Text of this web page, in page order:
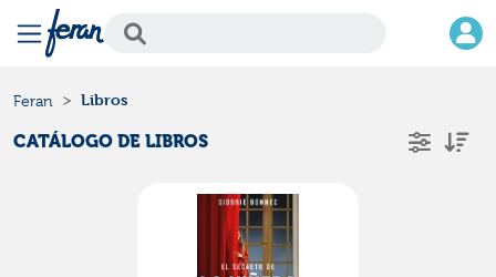
Feran Libros
CATÁLOGO DE LIBROS